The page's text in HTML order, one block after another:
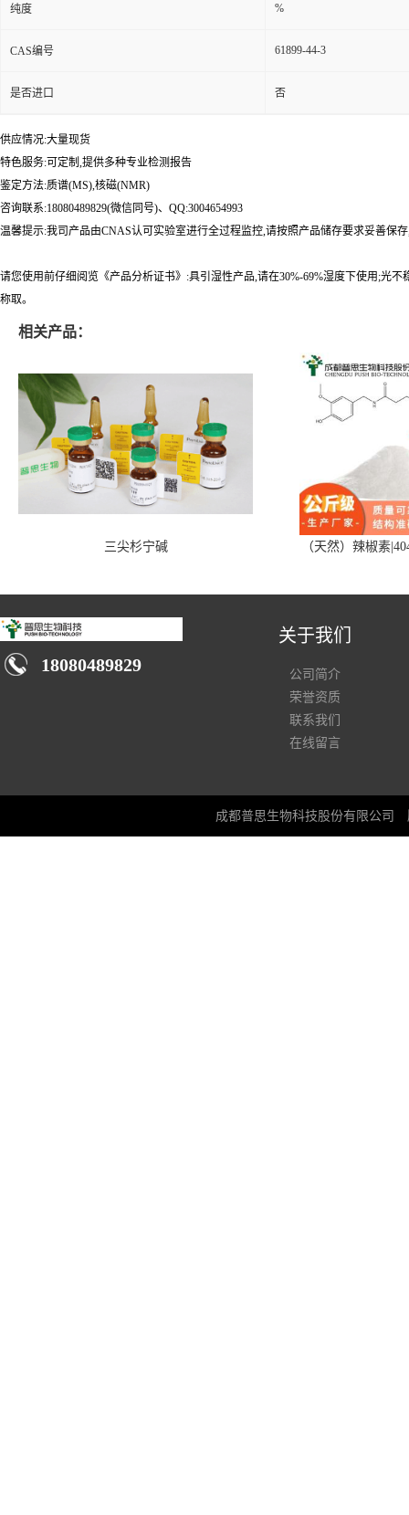
纯度 %
CAS编号 61899-44-3
是否进口 否
供应情况:大量现货
特色服务:可定制,提供多种专业检测报告
鉴定方法:质谱(MS),核磁(NMR)
咨询联系:18080489829(微信同号)、QQ:3004654993
温馨提示:我司产品由CNAS认可实验室进行全过程监控,请按照产品储存要求妥善保
请您使用前仔细阅览《产品分析证书》:具引湿性产品,请在30%-69%湿度下使用;光
称取。
相关产品：
三尖杉宁碱 （天然）辣椒素
18080489829
关于我们
公司简介
荣誉资质
联系我们
在线留言
成都普思生物科技股份有限公司